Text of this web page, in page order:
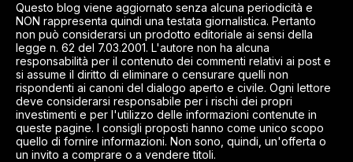
Questo blog viene aggiornato senza alcuna periodicità e
NON rappresenta quindi una testata giornalistica. Pertanto
non può considerarsi un prodotto editoriale ai sensi della
legge n. 62 del 7.03.2001. L'autore non ha alcuna
responsabilità per il contenuto dei commenti relativi ai post e
si assume il diritto di eliminare o censurare quelli non
rispondenti ai canoni del dialogo aperto e civile. Ogni lettore
deve considerarsi responsabile per i rischi dei propri
investimenti e per l'utilizzo delle informazioni contenute in
queste pagine. I consigli proposti hanno come unico scopo
quello di fornire informazioni. Non sono, quindi, un'offerta o
un invito a comprare o a vendere titoli.